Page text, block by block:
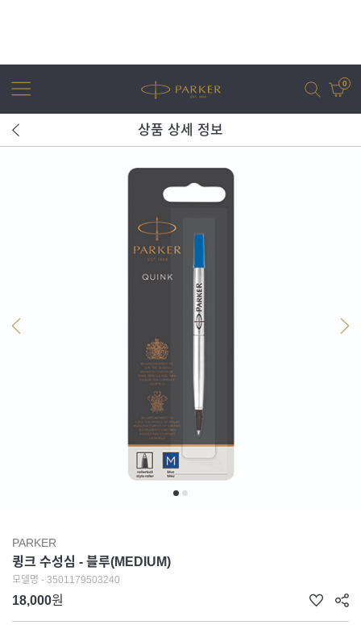
0
아이엠
상품 상세 정보
PARKER
큉크 수성심 - 블루(MEDIUM)
모델명 - 3501179503240
18,000원